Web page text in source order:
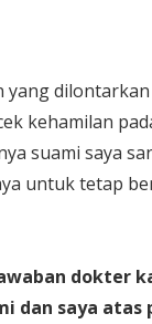
dilontarkan
kehamilan
suami saya
untuk tetap
dokter
dan saya atas